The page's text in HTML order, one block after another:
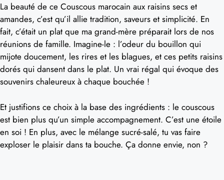
La beauté de ce Couscous marocain aux raisins secs et
amandes, c’est qu’il allie tradition, saveurs et simplicité. En
fait, c’était un plat que ma grand-mère préparait lors de nos
réunions de famille. Imagine-le : l’odeur du bouillon qui
mijote doucement, les rires et les blagues, et ces petits raisins
dorés qui dansent dans le plat. Un vrai régal qui évoque des
souvenirs chaleureux à chaque bouchée !
Et justifions ce choix à la base des ingrédients : le couscous
est bien plus qu’un simple accompagnement. C’est une étoile
en soi ! En plus, avec le mélange sucré-salé, tu vas faire
exploser le plaisir dans ta bouche. Ça donne envie, non ?